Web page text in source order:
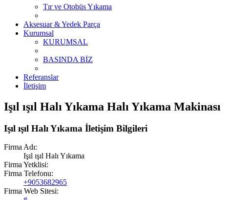
Tır ve Otobüs Yıkama
Aksesuar & Yedek Parça
Kurumsal
KURUMSAL
BASINDA BİZ
Referanslar
İletişim
Işıl ışıl Halı Yıkama Halı Yıkama Makinası
Işıl ışıl Halı Yıkama İletişim Bilgileri
Firma Adı:
Işıl ışıl Halı Yıkama
Firma Yetklisi:
Firma Telefonu:
+9053682965
Firma Web Sitesi: